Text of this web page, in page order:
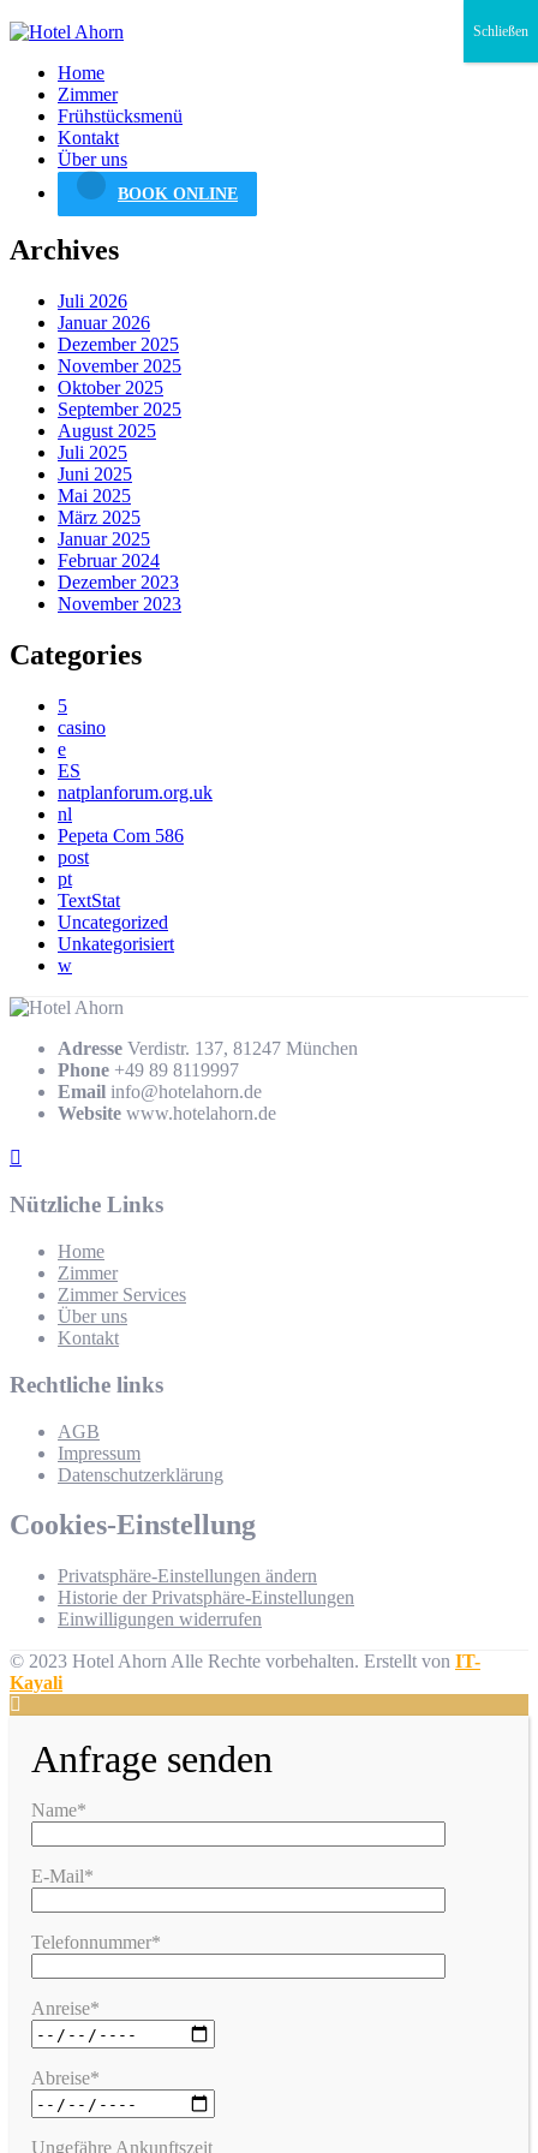
Home
Zimmer
Frühstücksmenü
Kontakt
Über uns
BOOK ONLINE
Archives
Juli 2026
Januar 2026
Dezember 2025
November 2025
Oktober 2025
September 2025
August 2025
Juli 2025
Juni 2025
Mai 2025
März 2025
Januar 2025
Februar 2024
Dezember 2023
November 2023
Categories
5
casino
e
ES
natplanforum.org.uk
nl
Pepeta Com 586
post
pt
TextStat
Uncategorized
Unkategorisiert
w
Adresse Verdistr. 137, 81247 München
Phone +49 89 8119997
Email info@hotelahorn.de
Website www.hotelahorn.de
Nützliche Links
Home
Zimmer
Zimmer Services
Über uns
Kontakt
Rechtliche links
AGB
Impressum
Datenschutzerklärung
Cookies-Einstellung
Privatsphäre-Einstellungen ändern
Historie der Privatsphäre-Einstellungen
Einwilligungen widerrufen
© 2023 Hotel Ahorn Alle Rechte vorbehalten. Erstellt von IT-
Kayali
Anfrage senden
Name*
E-Mail*
Telefonnummer*
Anreise*
Abreise*
Ungefähre Ankunftszeit
Schließen